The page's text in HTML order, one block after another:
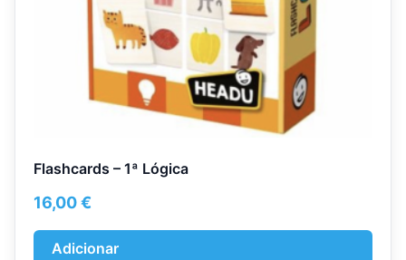
Flashcards – 1ª Lógica
16,00€
Adicionar